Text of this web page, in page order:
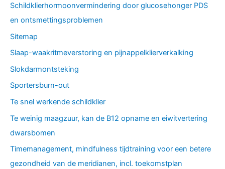
Schildklierhormoonvermindering door glucosehonger PDS
en ontsmettingsproblemen
Sitemap
Slaap-waakritmeverstoring en pijnappelklierverkalking
Slokdarmontsteking
Sportersburn-out
Te snel werkende schildklier
Te weinig maagzuur, kan de B12 opname en eiwitvertering
dwarsbomen
Timemanagement, mindfulness tijdtraining voor een betere
gezondheid van de meridianen, incl. toekomstplan